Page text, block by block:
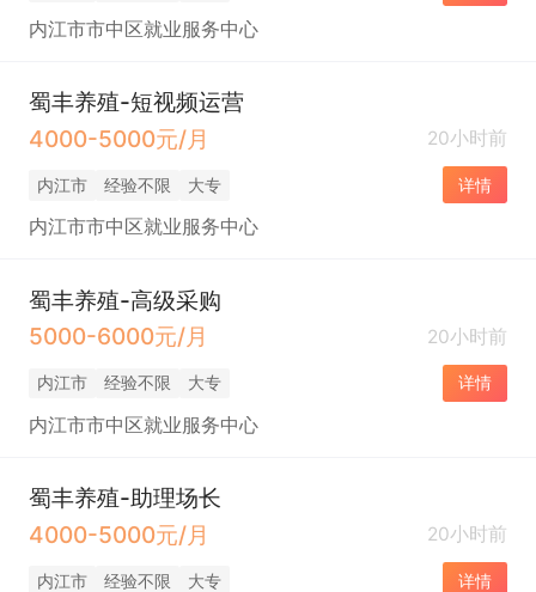
内江市市中区就业服务中心
蜀丰养殖-短视频运营
4000-5000元/月
20小时前
内江市 经验不限 大专 详情
内江市市中区就业服务中心
蜀丰养殖-高级采购
5000-6000元/月
20小时前
内江市 经验不限 大专 详情
内江市市中区就业服务中心
蜀丰养殖-助理场长
4000-5000元/月
20小时前
内江市 经验不限 大专 详情